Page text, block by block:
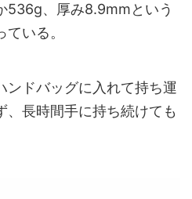
536g、厚み8.9mmという
いる。
ンドバッグに入れて持ち運
、長時間手に持ち続けても